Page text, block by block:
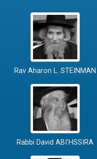
Rav Aharon L. STEINMAN
Rabbi David ABI'HSSIRA